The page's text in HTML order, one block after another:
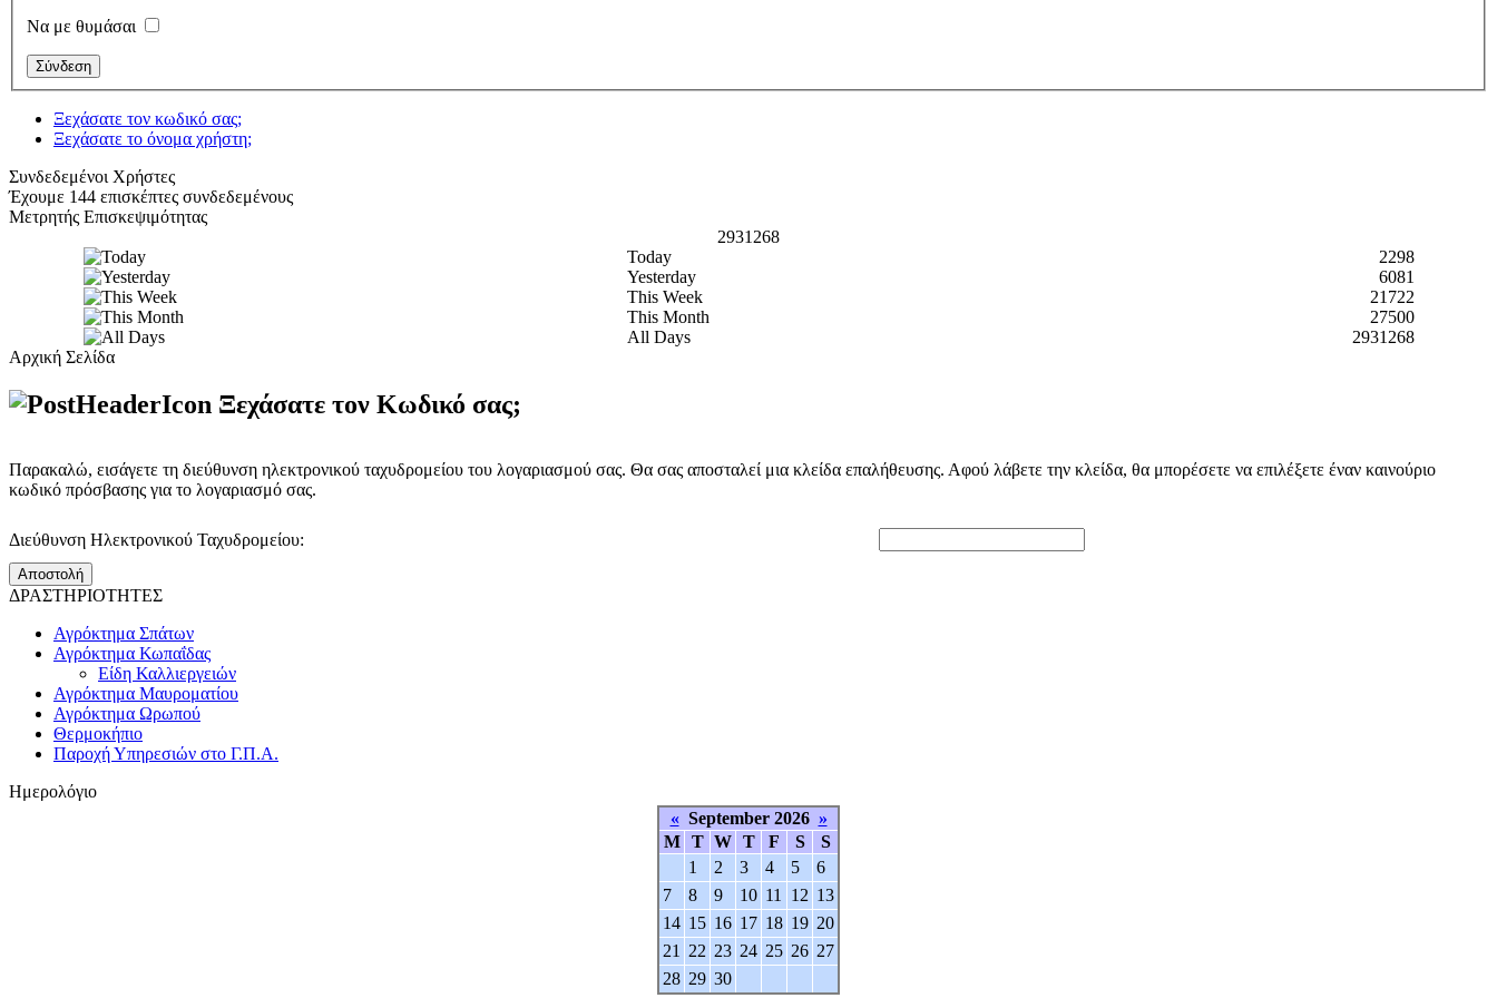
Να με θυμάσαι
Ξεχάσατε τον κωδικό σας;
Ξεχάσατε το όνομα χρήστη;
Συνδεδεμένοι Χρήστες
Έχουμε 144 επισκέπτες συνδεδεμένους
Μετρητής Επισκεψιμότητας
2931268
Today
2298
Yesterday
6081
This Week
21722
This Month
27500
All Days
2931268
Αρχική Σελίδα
Ξεχάσατε τον Κωδικό σας;
Παρακαλώ, εισάγετε τη διεύθυνση ηλεκτρονικού ταχυδρομείου του λογαριασμού σας. Θα σας αποσταλεί μια κλείδα επαλήθευσης. Αφού λάβετε την κλείδα, θα μπορέσετε να επιλέξετε έναν καινούριο
κωδικό πρόσβασης για το λογαριασμό σας.
Διεύθυνση Ηλεκτρονικού Ταχυδρομείου:
Αποστολή
ΔΡΑΣΤΗΡΙΟΤΗΤΕΣ
Αγρόκτημα Σπάτων
Αγρόκτημα Κωπαΐδας
Είδη Καλλιεργειών
Αγρόκτημα Μαυροματίου
Αγρόκτημα Ωρωπού
Θερμοκήπιο
Παροχή Υπηρεσιών στο Γ.Π.Α.
Ημερολόγιο
«September 2026 »
M
T W T F S
S
1
2 3 4 5
6
7
8 9 10 11 12 13
14 15 16 17 18 19 20
21
22 23 24 25 26 27
28 29 30